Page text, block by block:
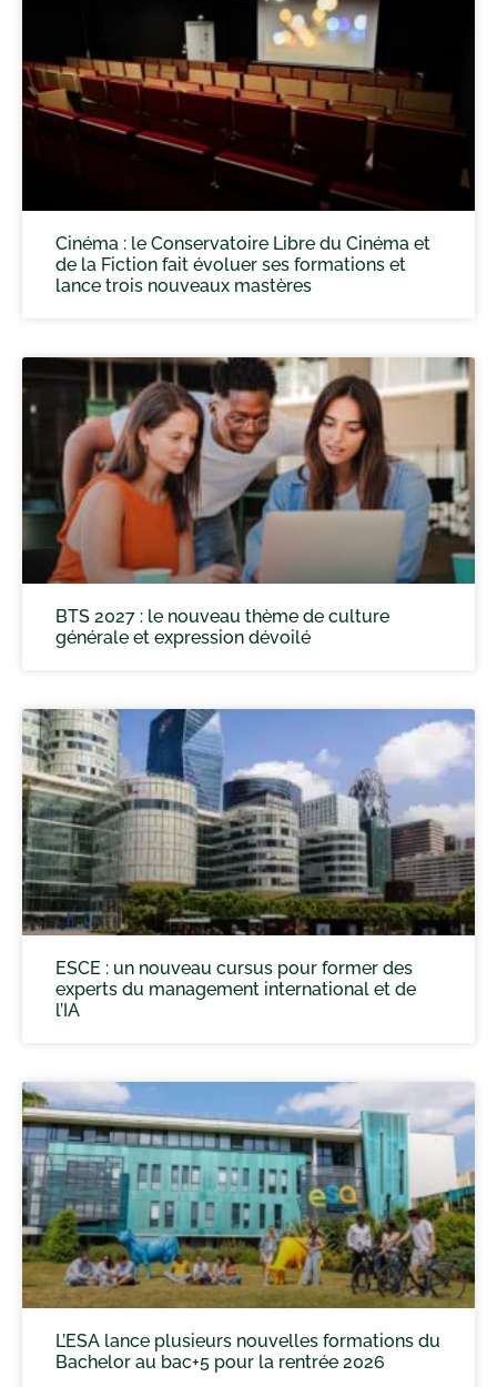
Cinéma : le Conservatoire Libre du Cinéma et
de la Fiction fait évoluer ses formations et
lance trois nouveaux mastères
BTS 2027 : le nouveau thème de culture
générale et expression dévoilé
ESCE : un nouveau cursus pour former des
experts du management international et de
l’IA
L’ESA lance plusieurs nouvelles formations du
Bachelor au bac+5 pour la rentrée 2026